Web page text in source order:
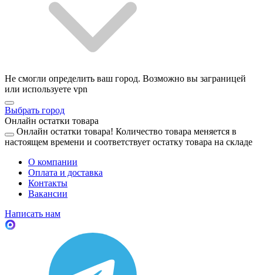
Не смогли определить ваш город. Возможно вы заграницей
или используете vpn
Выбрать город
Онлайн остатки товара
Онлайн остатки товара! Количество товара меняется в
настоящем времени и соответствует остатку товара на складе
О компании
Оплата и доставка
Контакты
Вакансии
Написать нам